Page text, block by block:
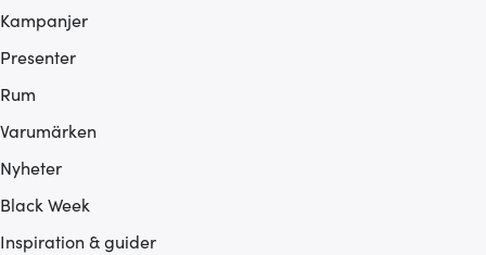
Kampanjer
Presenter
Rum
Varumärken
Nyheter
Black Week
Inspiration & guider